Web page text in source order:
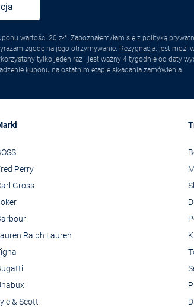
wartości 20 zł*. Zapoznałem/łam się z polityką
zgodę na jego otrzymywanie. Rezygnacja. jest
tylko jeden raz i jest ważny 4 tygodnie od daty
kuponu na ostatnim etapie składania zamówienia.
Perry
Gross
Ralph Lauren
& Scott